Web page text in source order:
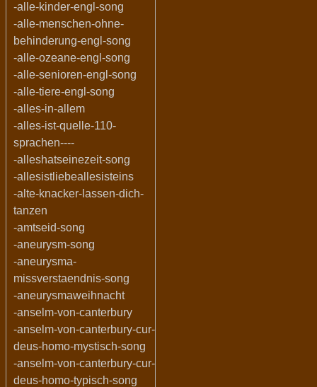
-alle-kinder-engl-song
-alle-menschen-ohne-
behinderung-engl-song
-alle-ozeane-engl-song
-alle-senioren-engl-song
-alle-tiere-engl-song
-alles-in-allem
-alles-ist-quelle-110-
sprachen----
-alleshatseinezeit-song
-allesistliebeallesisteins
-alte-knacker-lassen-dich-
tanzen
-amtseid-song
-aneurysm-song
-aneurysma-
missverstaendnis-song
-aneurysmaweihnacht
-anselm-von-canterbury
-anselm-von-canterbury-cur-
deus-homo-mystisch-song
-anselm-von-canterbury-cur-
deus-homo-typisch-song